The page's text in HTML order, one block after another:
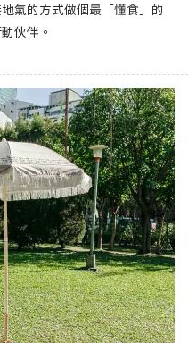
氣的方式做個最「懂食」的
伙伴。